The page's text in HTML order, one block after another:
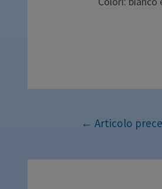
← Articolo